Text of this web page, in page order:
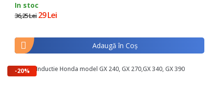
In stoc
36,25 Lei 29 Lei
Adaugă în Coş
-20%
Bobina Inductie Honda model GX 240, GX 270,GX 340, GX 390